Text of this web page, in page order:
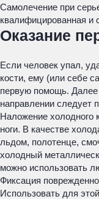
Самолечение при
квалифицированная и
Оказание
Если человек упал,
кости, ему (или себе
первую помощь. Далее
направлении следует
Наложение холодного
ноги. В качестве
льдом, полотенце,
холодный
можно использовать
Фиксация
Использовать для